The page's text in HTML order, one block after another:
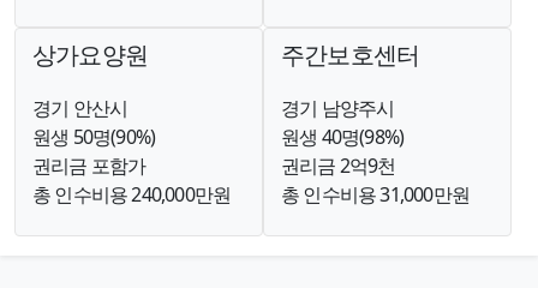
상가요양원
경기 안산시
원생 50명(90%)
권리금 포함가
총 인수비용 240,000만원
주간보호센터
경기 남양주시
원생 40명(98%)
권리금 2억9천
총 인수비용 31,000만원